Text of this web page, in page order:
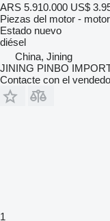
ARS 5.910.000 US$
Piezas del motor - motor
Estado nuevo
diésel
China, Jining
JINING PINBO
Contacte con el
1